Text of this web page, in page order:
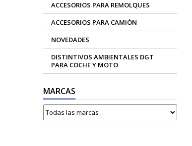
ACCESORIOS PARA REMOLQUES
ACCESORIOS PARA CAMIÓN
NOVEDADES
DISTINTIVOS AMBIENTALES DGT
PARA COCHE Y MOTO
MARCAS